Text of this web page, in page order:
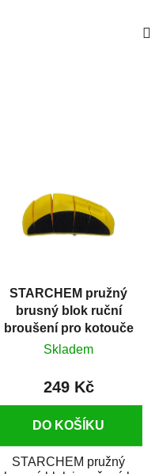
STARCHEM pružný
brusný blok ruční
broušení pro kotouče
D150 mm
Skladem
249 Kč
DO KOŠÍKU
STARCHEM pružný